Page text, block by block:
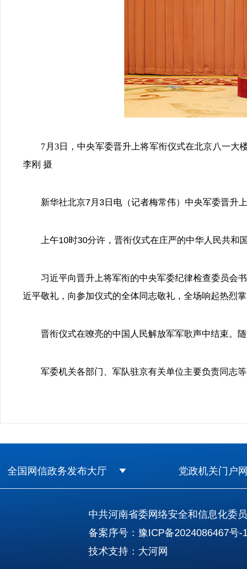
7月3日，中央军委晋升上将军衔仪式在北京八一大
李刚 摄
新华社北京7月3日电（记者梅常伟）中央军委晋升上
上午10时30分许，晋衔仪式在庄严的中华人民共和国
习近平向晋升上将军衔的中央军委纪律检查委员会书
近平敬礼，向参加仪式的全体同志敬礼，全场响起热烈掌
晋衔仪式在嘹亮的中国人民解放军军歌声中结束。随
军委机关各部门、军队驻京有关单位主要负责同志等
全国网信政务发布大厅 党政机关门户
中共河南省委网络安全和信息化委
备案序号：豫ICP备2024086467号-1
技术支持： 大河网